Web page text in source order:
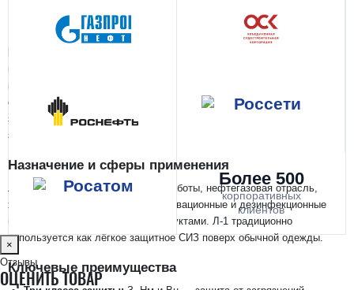
В наличии в SIZMAG (Москва), отгрузка в день заказа
Костюм Л-1 п/к
кратковременной работы в химических и потенциально опасных
средах. Костюм даёт классы защиты З (от общих производственных
загрязнений), Нм (от нефтяных масел и тяжёлых фракций) и Вн (для
защиты от воды), сертифицирован по ТР/ТС 019/2011.
Назначение и сферы применения
Ликвидация утечек и аварийные работы, нефтегазовая отрасль,
химические производства, дезактивационные и дезинфекционные
мероприятия, работа с нефтепродуктами. Л-1 традиционно
используется как лёгкое защитное СИЗ поверх обычной одежды.
Ключевые преимущества
Более 500
корпоративных
клиентов
×
Отзывы
ОЦЕНИТЬ ТОВАР